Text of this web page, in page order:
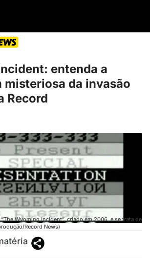
entenda a
misteriosa da invasão
Record
Wyoming Incident”, criado em 2006, e se trata de
Record News)